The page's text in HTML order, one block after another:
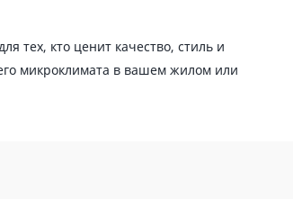
тех, кто ценит качество, стиль и
микроклимата в вашем жилом или